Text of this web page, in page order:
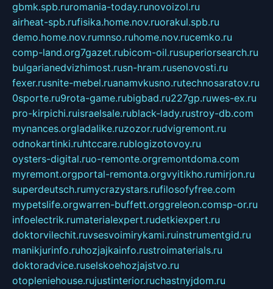
gbmk.spb.ruromania-today.runovoizol.ru
airheat-spb.rufisika.home.nov.ruorakul.spb.ru
demo.home.nov.rumnso.ruhome.nov.rucemko.ru
comp-land.org7gazet.rubicom-oil.rusuperiorsearch.ru
bulgarianedvizhimost.rusn-hram.rusenovosti.ru
fexer.rusnite-mebel.ruanamvkusno.rutechnosaratov.ru
0sporte.ru9rota-game.rubigbad.ru227gp.ruwes-ex.ru
pro-kirpichi.ruisraelsale.rublack-lady.rustroy-db.com
mynances.orgladalike.ruzozor.rudvigremont.ru
odnokartinki.ruhtccare.rublogizotovoy.ru
oysters-digital.ruo-remonte.orgremontdoma.com
myremont.orgportal-remonta.orgvyitikho.rumirjon.ru
superdeutsch.rumycrazystars.rufilosofyfree.com
mypetslife.orgwarren-buffett.orggreleon.comsp-or.ru
infoelectrik.rumaterialexpert.rudetkiexpert.ru
doktorvilechit.ruvsesvoimirykami.ruinstrumentgid.ru
manikjurinfo.ruhozjajkainfo.rustroimaterials.ru
doktoradvice.ruselskoehozjajstvo.ru
otopleniehouse.rujustinterior.ruchastnyjdom.ru